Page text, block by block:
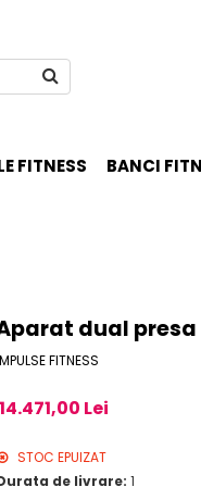
FITNESS BANCI
dual presa
FITNESS
14.471,00 Lei
STOC EPUIZAT
de livrare: 1